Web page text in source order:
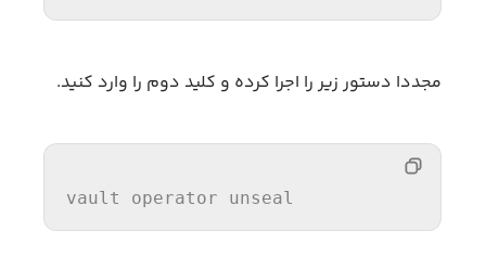
مجددا دستور زیر را اجرا کرده و کلید دوم را وارد کنید.
vault operator unseal